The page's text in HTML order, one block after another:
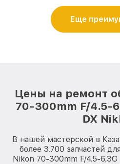
Еще
Цены на ремонт
70-300mm F/4.5-
DX
В нашей мастерской в
более 3.700 запчастей
Nikon 70-300mm F/4.5-6.3G